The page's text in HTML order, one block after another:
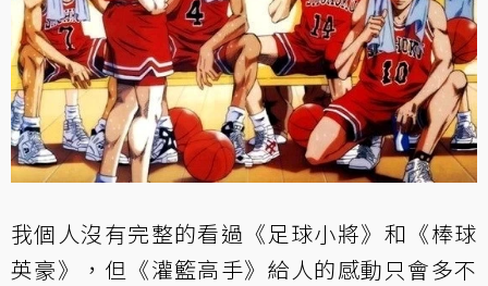
我個人沒有完整的看過《足球小將》和《棒球
英豪》，但《灌籃高手》給人的感動只會多不